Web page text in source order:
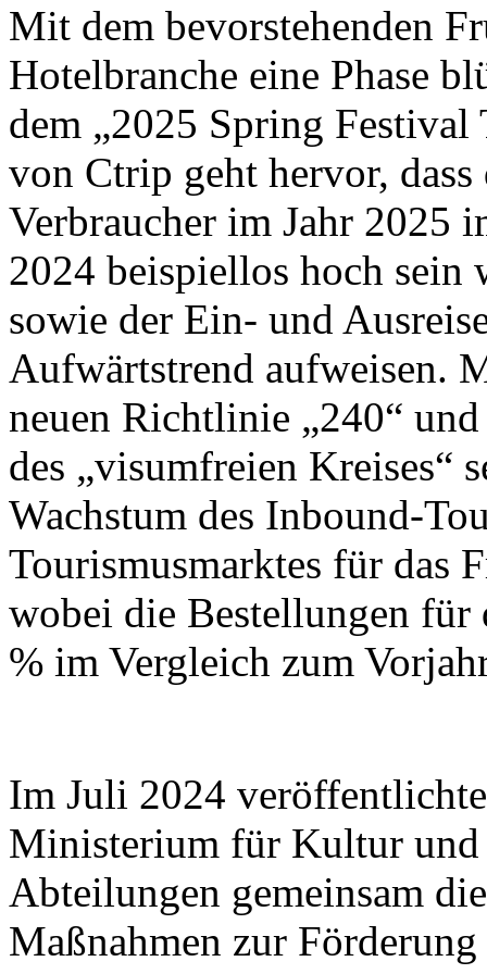
Mit dem bevorstehenden
Hotelbranche eine Phase
dem „2025 Spring
von Ctrip geht hervor,
Verbraucher im Jahr 2025
2024 beispiellos hoch
sowie der Ein- und
Aufwärtstrend aufweisen.
neuen Richtlinie „240“
des „visumfreien Kreises“
Wachstum des Inbound-
Tourismusmarktes für das
wobei die Bestellungen
% im Vergleich zum
Im Juli 2024
Ministerium für Kultur und
Abteilungen gemeinsam
Maßnahmen zur